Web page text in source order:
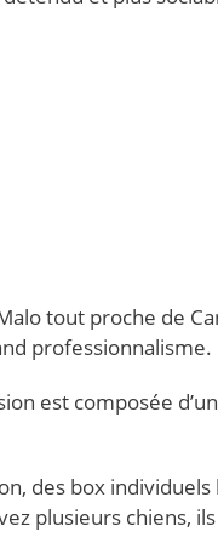
tout proche de
professionnalisme.
est composée
des box
plusieurs chiens,